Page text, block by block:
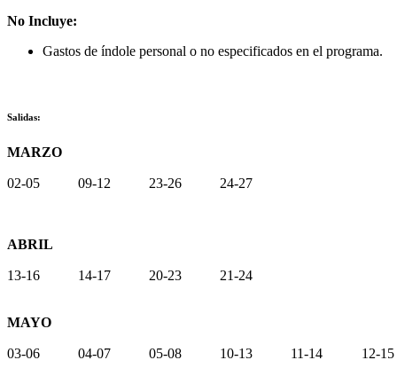
No Incluye:
Gastos de índole personal o no especificados en el programa.
Salidas:
MARZO
02-05 09-12 23-26 24-27
ABRIL
13-16 14-17 20-23 21-24
MAYO
03-06 04-07 05-08 10-13 11-14 12-15